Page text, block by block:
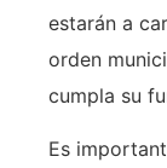
estarán a
orden
cumpla su
Es